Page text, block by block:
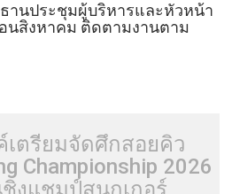
านประชุมผู้บริหารและหัวหน้า
นสิงหาคม ติดตามงานตาม
เตรียมจัดศึกสอยคิว
Championship 2026